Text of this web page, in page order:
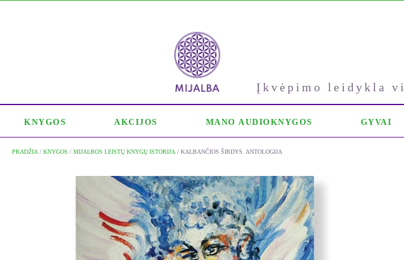
Įkvėpimo leidykla
KNYGOS AKCIJOS MANO AUDIOKNYGOS GYVAI
PRADŽIA / KNYGOS / MIJALBOS LEISTŲ KNYGŲ ISTORIJA / KALBANČIOS ŠIRDYS. ANTOLOGIJA